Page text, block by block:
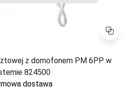
Porównaj
z domofonem PM 6PP w
824500
dostawa